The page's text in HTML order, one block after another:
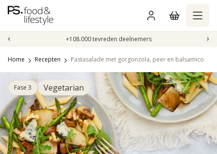
Naar
inhoud
‹ +108.000 tevreden deelnemers ›
Home Recepten Pastasalade met gorgonzola, peer en balsamico
Fase 3 Vegetarian